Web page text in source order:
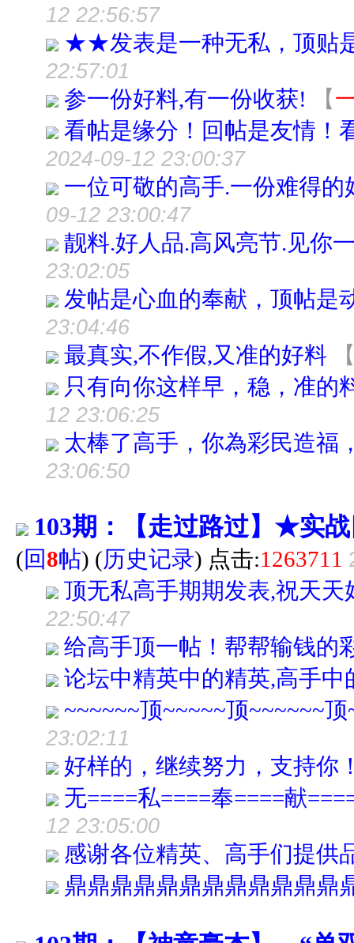
12 22:56:57
★★发表是一种无私，顶贴
22:57:01
参一份好料,有一份收获! 【
看帖是缘分！回帖是友情！
2024-09-12 23:00:37
一位可敬的高手.一份难得
09-12 23:00:47
靓料.好人品.高风亮节.见你
23:02:05
发帖是心血的奉献，顶帖是
23:04:46
最真实,不作假,又准的好料
只有向你这样早，稳，准的
12 23:06:25
太棒了高手，你為彩民造福
23:06:50
103期：【走过路过】★实
(回8帖) (历史记录) 点击:1263711
顶无私高手期期发表,祝天
22:50:47
给高手顶一帖！帮帮输钱的
论坛中精英中的精英,高手中
~~~~~~顶~~~~~顶~~~~~~顶
23:02:11
好样的，继续努力，支持你
无====私====奉====献
12 23:05:00
感谢各位精英、高手们提供
鼎鼎鼎鼎鼎鼎鼎鼎鼎鼎鼎鼎